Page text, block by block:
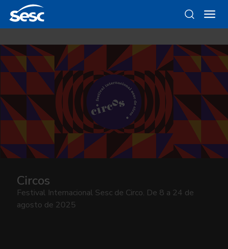
Circos
Festival Internacional Sesc de Circo. De 8 a 24 de
agosto de 2025